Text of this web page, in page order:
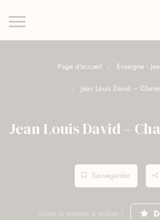
Page d'accueil Enseigne -
Jean Louis David –
Jean Louis David –
Sauvegarder
Soyez le premier à évaluer !